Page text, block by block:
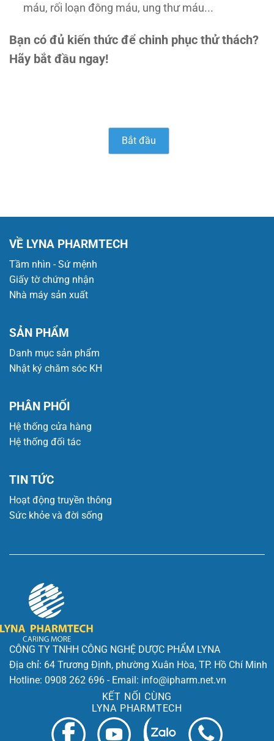
máu, rối loạn đông máu, ung thư máu...
Bạn có đủ kiến thức để chinh phục thử thách?
Hãy bắt đầu ngay!
Bắt đầu
VỀ LYNA PHARMTECH
Tầm nhìn - Sứ mệnh
Giấy tờ chứng nhận
Nhà máy sản xuất
SẢN PHẨM
Danh mục sản phẩm
Nhật ký chăm sóc KH
PHÂN PHỐI
Hệ thống cửa hàng
Hệ thống đối tác
TIN TỨC
Hoạt động truyền thông
Sức khỏe và đời sống
CÔNG TY TNHH CÔNG NGHỆ DƯỢC PHẨM LYNA
Địa chỉ: 64 Trương Định, phường Xuân Hòa, TP. Hồ Chí Minh
Hotline: 0908 262 696 - Email: info@ipharm.net.vn
KẾT NỐI CÙNG
LYNA PHARMTECH